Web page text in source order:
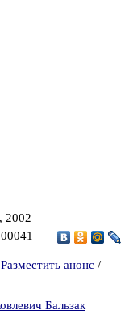
, 2002
Разместить анонс /
Бальзак